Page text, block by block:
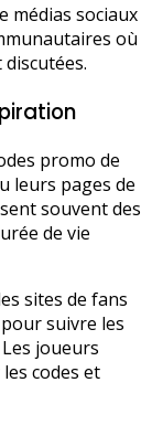
médias sociaux
où
promo de
leurs pages de
souvent des
de vie
sites de fans
suivre les
joueurs
codes et